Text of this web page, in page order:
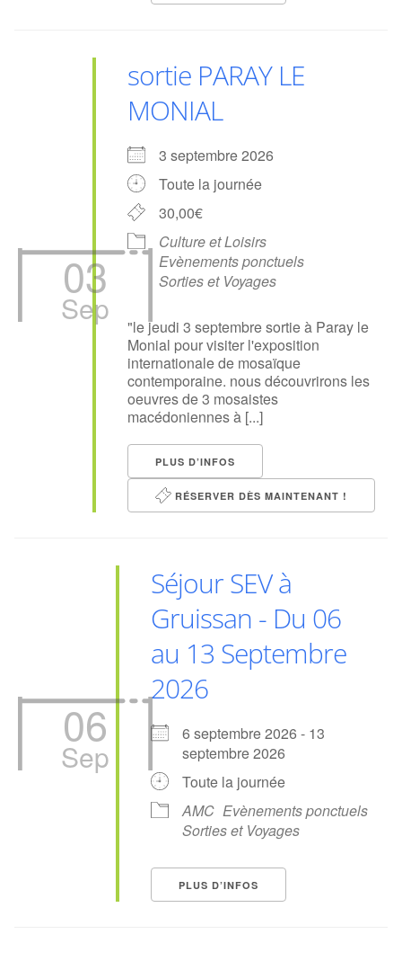
03
Sep
sortie PARAY LE
MONIAL
3 septembre 2026
Toute la journée
30,00€
Culture et Loisirs
Evènements ponctuels
Sorties et Voyages
"le jeudi 3 septembre sortie à Paray le
Monial pour visiter l'exposition
internationale de mosaïque
contemporaine. nous découvrirons les
oeuvres de 3 mosaistes
macédoniennes à [...]
PLUS D’INFOS
RÉSERVER DÈS MAINTENANT !
06
Sep
Séjour SEV à
Gruissan - Du 06
au 13 Septembre
2026
6 septembre 2026 - 13
septembre 2026
Toute la journée
AMC Evènements ponctuels
Sorties et Voyages
PLUS D’INFOS